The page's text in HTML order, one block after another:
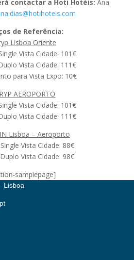
contactar a Hoti Hotéis: Ana
de Referência:
Lisboa Oriente
Vista Cidade: 101€
Vista Cidade: 111€
para Vista Expo: 10€
AEROPORTO
Vista Cidade: 101€
Vista Cidade: 111€
Lisboa – Aeroporto
Vista Cidade: 88€
Vista Cidade: 98€
samplepage]
Lisboa